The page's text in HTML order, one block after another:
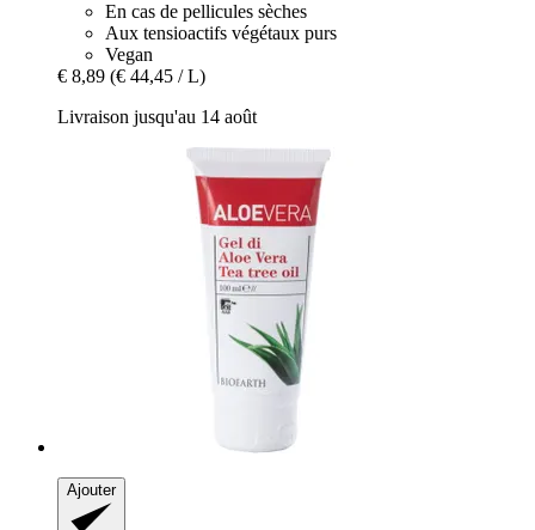
En cas de pellicules sèches
Aux tensioactifs végétaux purs
Vegan
€ 8,89 (€ 44,45 / L)
Livraison jusqu'au 14 août
Ajouter